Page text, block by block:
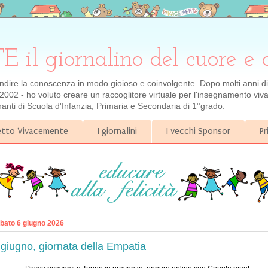
il giornalino del cuore e
la conoscenza in modo gioioso e coinvolgente. Dopo molti anni
- ho voluto creare un raccoglitore virtuale per l'insegnamento
di Scuola d'Infanzia, Primaria e Secondaria di 1°grado.
Vivacemente I giornalini I vecchi Sponsor
6 giugno 2026
giornata della Empatia